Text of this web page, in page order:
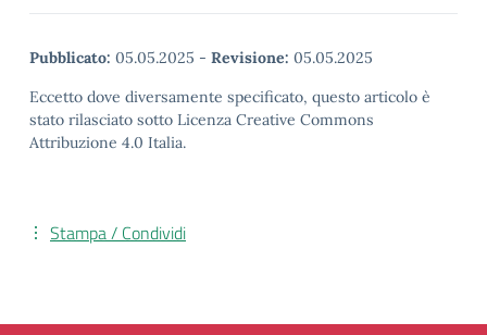
Pubblicato: 05.05.2025 - Revisione: 05.05.2025
Eccetto dove diversamente specificato, questo articolo è
stato rilasciato sotto Licenza Creative Commons
Attribuzione 4.0 Italia.
Stampa / Condividi